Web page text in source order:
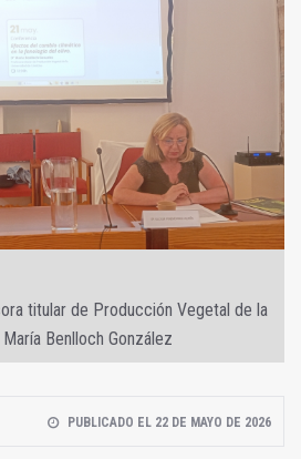
titular de Producción Vegetal de la
Benlloch González
PUBLICADO EL 22 DE MAYO DE 2026